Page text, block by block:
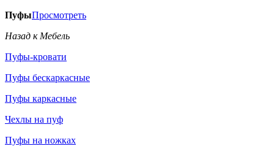
ПуфыПросмотреть
Назад к Мебель
Пуфы-кровати
Пуфы бескаркасные
Пуфы каркасные
Чехлы на пуф
Пуфы на ножках